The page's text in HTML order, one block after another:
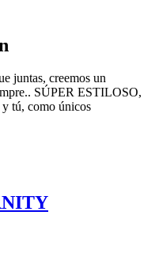
juntas, creemos un
SÚPER ESTILOSO,
tú, como únicos